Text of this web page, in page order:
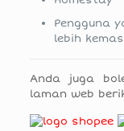
Pengguna
lebih kemas
Anda juga
laman web